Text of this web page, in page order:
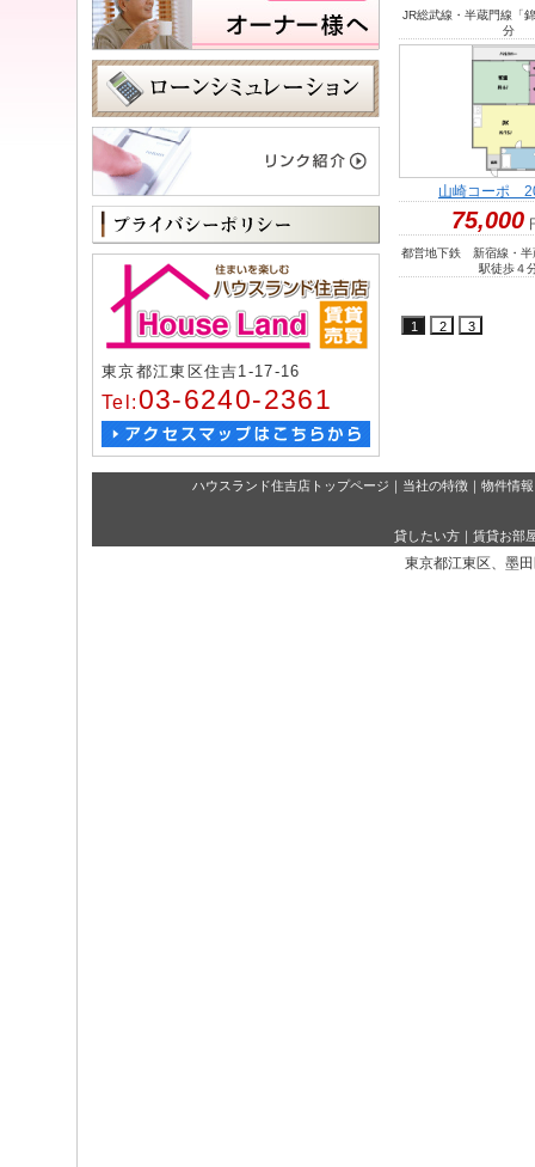
東京都江東区住吉1-17-16
Tel: 03-6240-2361
JR総武線・半蔵門線「
分
山崎コーポ
75,000
都営地下鉄 新宿線・半
駅徒歩４
ハウスランド住吉店トップページ ｜ 当社の特徴 ｜ 物件情報
貸したい方 ｜ 賃貸お部
東京都江東区、墨